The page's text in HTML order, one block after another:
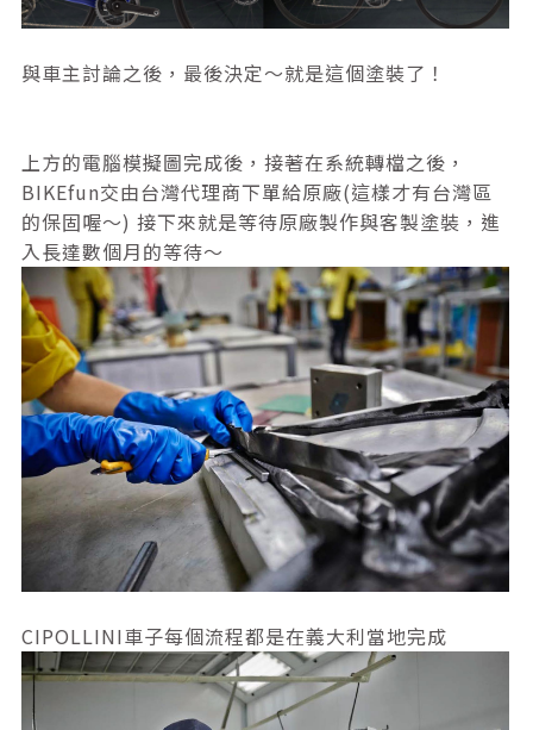
與車主討論之後，最後決定～就是這個塗裝了！
上方的電腦模擬圖完成後，接著在系統轉檔之後，
BIKEfun交由台灣代理商下單給原廠(這樣才有台灣區
的保固喔～) 接下來就是等待原廠製作與客製塗裝，進
入長達數個月的等待～
CIPOLLINI車子每個流程都是在義大利當地完成